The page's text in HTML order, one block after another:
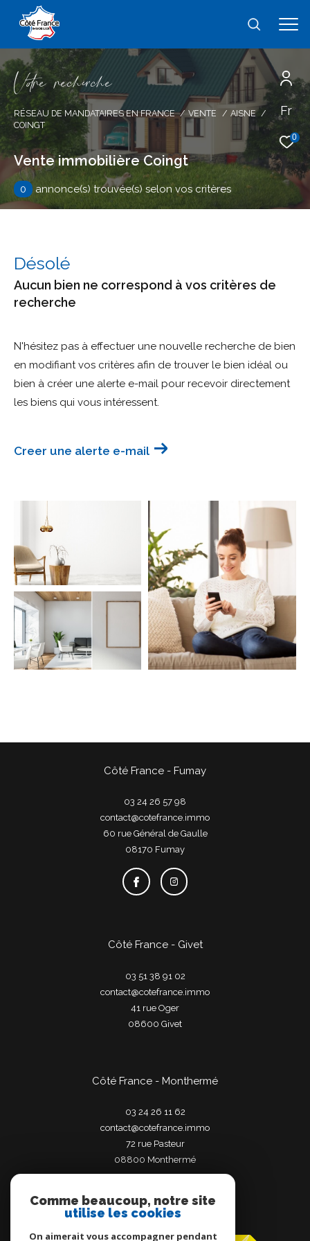
Fr
0
Vore recece
RÉSEAU DE MANDATAIRES EN FRANCE VENTE
AISNE
COINGT
Vente immobilière Coingt
0 annonce(s) trouvée(s) selon vos critères
Désolé
Aucun bien ne correspond à vos critères de
recherche
N'hésitez pas à effectuer une nouvelle recherche de bien
en modifiant vos critères afin de trouver le bien idéal ou
bien à créer une alerte e-mail pour recevoir directement
les biens qui vous intéressent.
Creer une alerte e-mail
Côté France - Fumay
03 24 26 57 98
contact@cotefrance.immo
60 rue Général de Gaulle
08170
fumay
Côté France - Givet
03 51 38 91 02
contact@cotefrance.immo
41 rue Oger
08600
givet
Côté France - Monthermé
03 24 26 11 62
contact@cotefrance.immo
72 rue Pasteur
08800
monthermé
Adhérents
Comme beaucoup, notre site
utilise les cookies
On aimerait vous accompagner pendant
Effectuer une recherche
et trouver le bien qui correspond à vos
critères
Type
d'offre
Vente
bien
Ville
Budget
Surface
Surface
Pièces
AFFINER LES CRITÈRES
TERRASSE PARKING PISCINE
FILTRER PAR
COUPS DE COEUR
EXCLUSIVITÉS NOUVEAUTÉS